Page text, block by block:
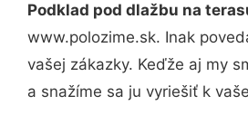
Podklad pod dlažbu na
www.polozime.sk. Inak
vašej zákazky. Keďže aj my
a snažíme sa ju vyriešiť k